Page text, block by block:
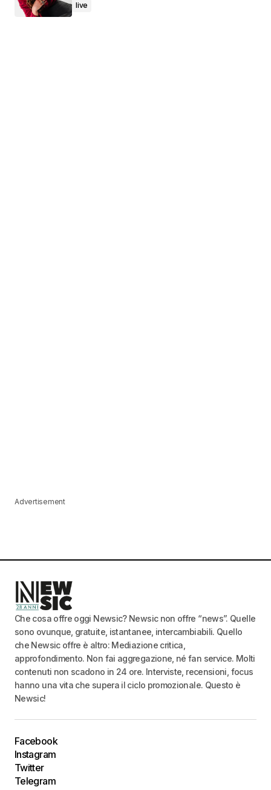
live
Advertisement
Che cosa offre oggi Newsic? Newsic non offre “news”. Quelle
sono ovunque, gratuite, istantanee, intercambiabili. Quello
che Newsic offre è altro: Mediazione critica,
approfondimento. Non fai aggregazione, né fan service. Molti
contenuti non scadono in 24 ore. Interviste, recensioni, focus
hanno una vita che supera il ciclo promozionale. Questo è
Newsic!
Facebook
Instagram
Twitter
Telegram